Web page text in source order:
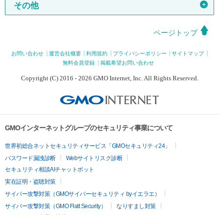
その他 ＋
ページトップ
お問い合わせ 運営会社概要 利用規約 プライバシーポリシー
サイトマップ
無料会員登録
掲載希望お問い合わせ
Copyright (C) 2016 - 2026 GMO Internet, Inc. All Rights Reserved.
GMOインターネットグループのセキュリティ事業について
世界初総合ネットセキュリティサービス「GMOセキュリティ24」
パスワード漏洩診断
Webサイトリスク診断
セキュリティ相談AIチャットボット
実在証明・盗聴対策
サイバー攻撃対策（GMOサイバーセキュリティ byイエラエ）
サイバー攻撃対策（GMO Flatt Security）
なりすまし対策